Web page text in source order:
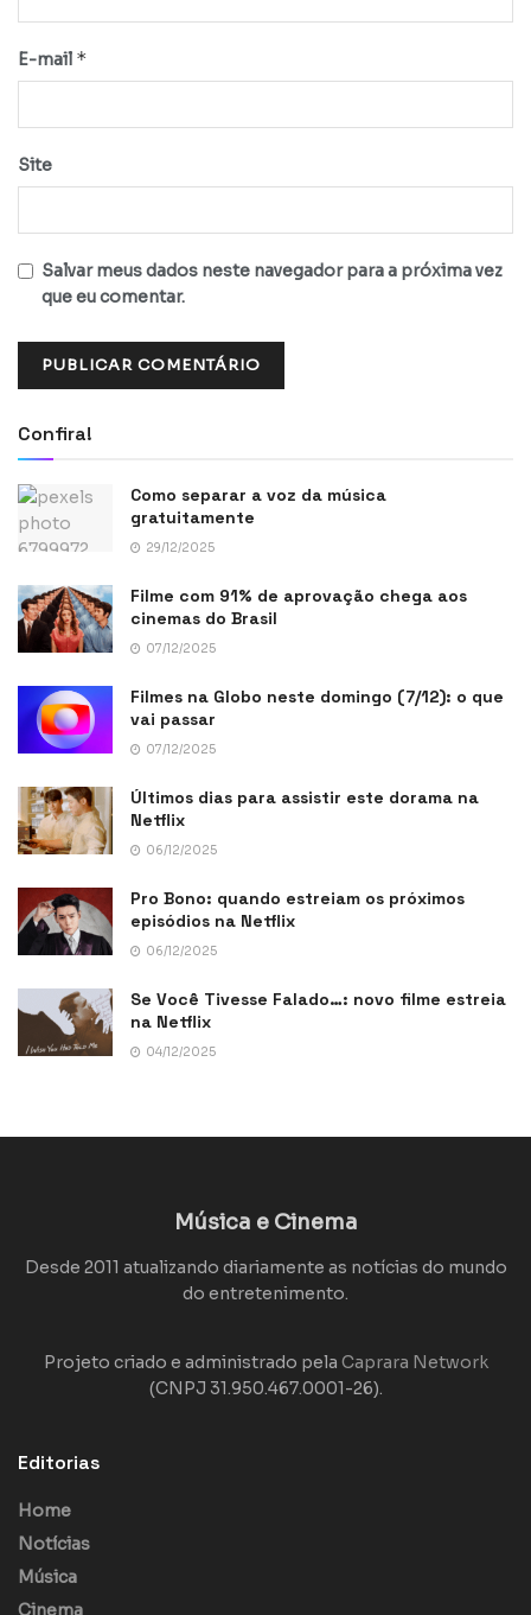
E-mail *
Site
Salvar meus dados neste navegador para a próxima vez
que eu comentar.
Confira!
Como separar a voz da música
gratuitamente
29/12/2025
Filme com 91% de aprovação chega aos
cinemas do Brasil
07/12/2025
Filmes na Globo neste domingo (7/12): o que
vai passar
07/12/2025
Últimos dias para assistir este dorama na
Netflix
06/12/2025
Pro Bono: quando estreiam os próximos
episódios na Netflix
06/12/2025
Se Você Tivesse Falado…: novo filme estreia
na Netflix
04/12/2025
Música e Cinema
Desde 2011 atualizando diariamente as notícias do mundo
do entretenimento.
Projeto criado e administrado pela Caprara Network
(CNPJ 31.950.467.0001-26).
Editorias
Home
Notícias
Música
Cinema